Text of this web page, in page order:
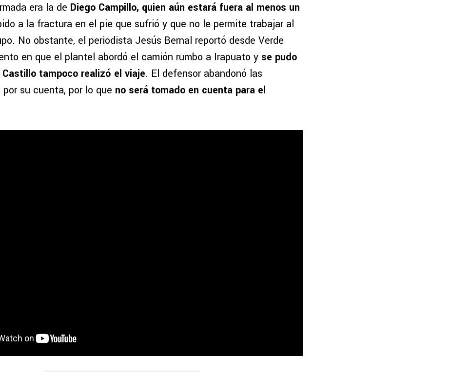
era la de Diego Campillo, quien aún estará fuera al menos un
a la fractura en el pie que sufrió y que no le permite trabajar al
No obstante, el periodista Jesús Bernal reportó desde Verde
en que el plantel abordó el camión rumbo a Irapuato y se pudo
tampoco realizó el viaje. El defensor abandonó las
su cuenta, por lo que no será tomado en cuenta para el